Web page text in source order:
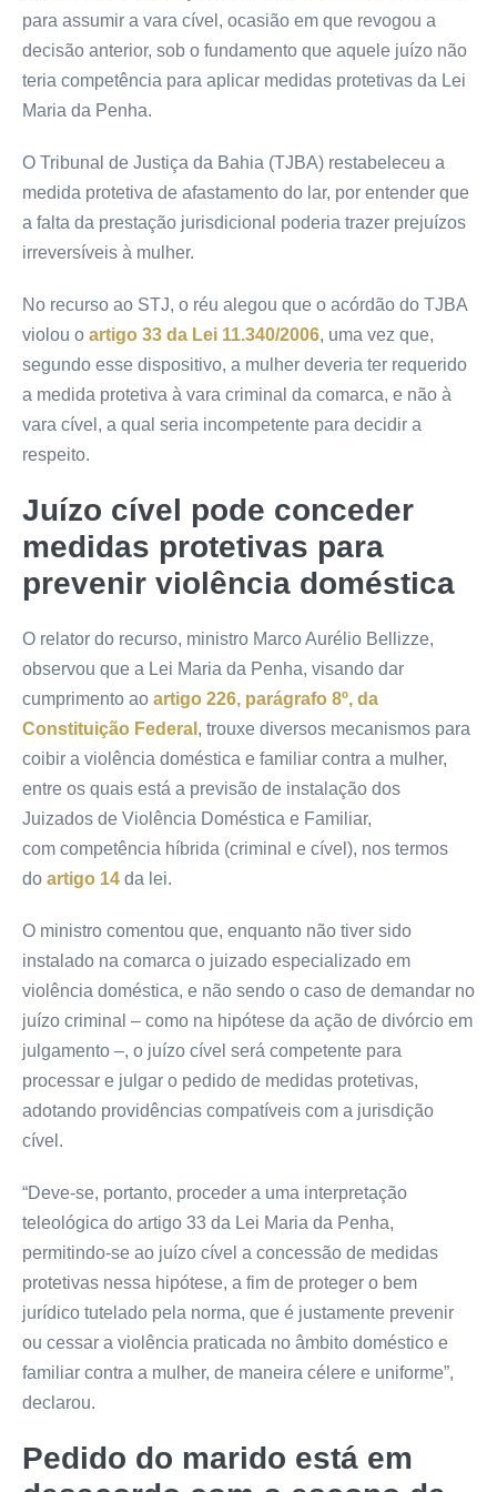
para assumir a vara cível, ocasião em que revogou a
decisão anterior, sob o fundamento que aquele juízo não
teria competência para aplicar medidas protetivas da Lei
Maria da Penha.
O Tribunal de Justiça da Bahia (TJBA) restabeleceu a
medida protetiva de afastamento do lar, por entender que
a falta da prestação jurisdicional poderia trazer prejuízos
irreversíveis à mulher.
No recurso ao STJ, o réu alegou que o acórdão do TJBA
violou o artigo 33 da Lei 11.340/2006, uma vez que,
segundo esse dispositivo, a mulher deveria ter requerido
a medida protetiva à vara criminal da comarca, e não à
vara cível, a qual seria incompetente para decidir a
respeito.
Juízo cível pode conceder
medidas protetivas para
prevenir violência doméstica
O relator do recurso, ministro Marco Aurélio Bellizze,
observou que a Lei Maria da Penha, visando dar
cumprimento ao artigo 226, parágrafo 8º, da
Constituição Federal , trouxe diversos mecanismos para
coibir a violência doméstica e familiar contra a mulher,
entre os quais está a previsão de instalação dos
Juizados de Violência Doméstica e Familiar,
com competência híbrida (criminal e cível), nos termos
do artigo 14 da lei.
O ministro comentou que, enquanto não tiver sido
instalado na comarca o juizado especializado em
violência doméstica, e não sendo o caso de demandar no
juízo criminal – como na hipótese da ação de divórcio em
julgamento –, o juízo cível será competente para
processar e julgar o pedido de medidas protetivas,
adotando providências compatíveis com a jurisdição
cível.
“Deve-se, portanto, proceder a uma interpretação
teleológica do artigo 33 da Lei Maria da Penha,
permitindo-se ao juízo cível a concessão de medidas
protetivas nessa hipótese, a fim de proteger o bem
jurídico tutelado pela norma, que é justamente prevenir
ou cessar a violência praticada no âmbito doméstico e
familiar contra a mulher, de maneira célere e uniforme”,
declarou.
Pedido do marido está em